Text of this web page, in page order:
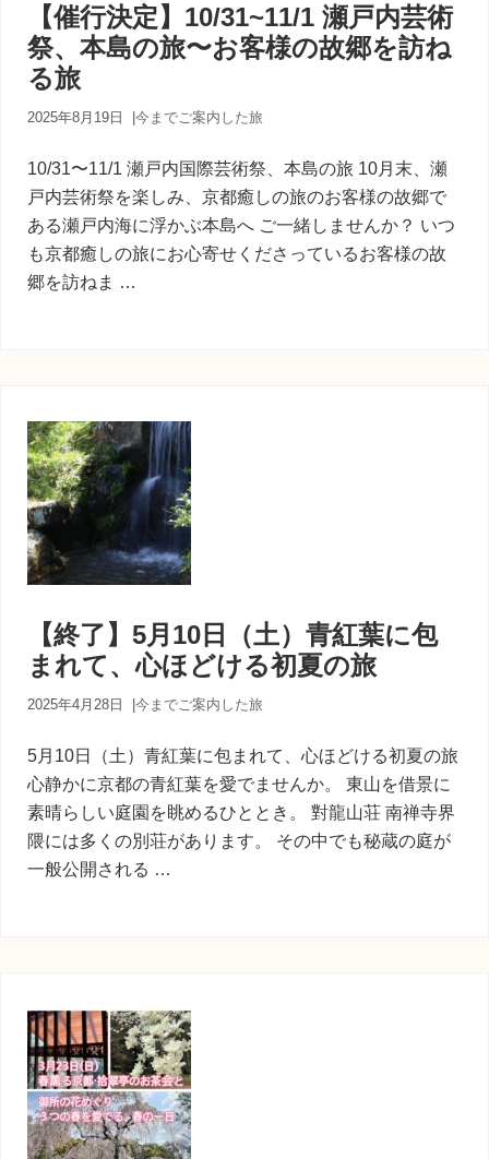
【催行決定】10/31~11/1 瀬戸内芸術
祭、本島の旅〜お客様の故郷を訪ね
る旅
2025年8月19日 今までご案内した旅
10/31〜11/1 瀬戸内国際芸術祭、本島の旅 10月末、瀬
戸内芸術祭を楽しみ、京都癒しの旅のお客様の故郷で
ある瀬戸内海に浮かぶ本島へ ご一緒しませんか？ いつ
も京都癒しの旅にお心寄せくださっているお客様の故
郷を訪ねま …
【終了】5月10日（土）青紅葉に包
まれて、心ほどける初夏の旅
2025年4月28日 今までご案内した旅
5月10日（土）青紅葉に包まれて、心ほどける初夏の旅
心静かに京都の青紅葉を愛でませんか。 東山を借景に
素晴らしい庭園を眺めるひととき。 對龍山荘 南禅寺界
隈には多くの別荘があります。 その中でも秘蔵の庭が
一般公開される …